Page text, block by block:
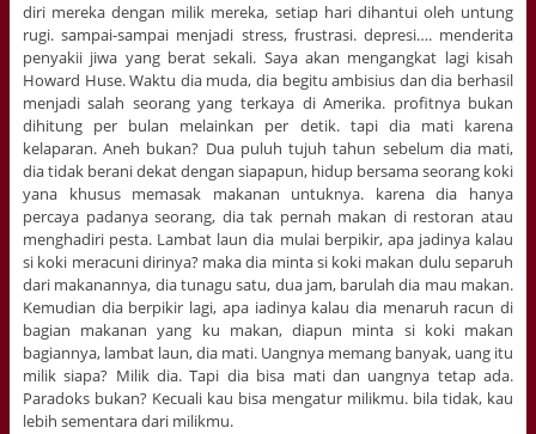
diri mereka dengan milik mereka, setiap hari dihantui oleh untung
rugi. sampai-sampai menjadi stress, frustrasi. depresi…. menderita
penyakii jiwa yang berat sekali. Saya akan mengangkat lagi kisah
Howard Huse. Waktu dia muda, dia begitu ambisius dan dia berhasil
menjadi salah seorang yang terkaya di Amerika. profitnya bukan
dihitung per bulan melainkan per detik. tapi dia mati karena
kelaparan. Aneh bukan? Dua puluh tujuh tahun sebelum dia mati,
dia tidak berani dekat dengan siapapun, hidup bersama seorang koki
yana khusus memasak makanan untuknya. karena dia hanya
percaya padanya seorang, dia tak pernah makan di restoran atau
menghadiri pesta. Lambat laun dia mulai berpikir, apa jadinya kalau
si koki meracuni dirinya? maka dia minta si koki makan dulu separuh
dari makanannya, dia tunagu satu, dua jam, barulah dia mau makan.
Kemudian dia berpikir lagi, apa iadinya kalau dia menaruh racun di
bagian makanan yang ku makan, diapun minta si koki makan
bagiannya, lambat laun, dia mati. Uangnya memang banyak, uang itu
milik siapa? Milik dia. Tapi dia bisa mati dan uangnya tetap ada.
Paradoks bukan? Kecuali kau bisa mengatur milikmu. bila tidak, kau
lebih sementara dari milikmu.